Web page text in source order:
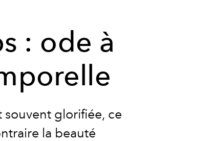
: ode à
souvent glorifiée, ce
la beauté